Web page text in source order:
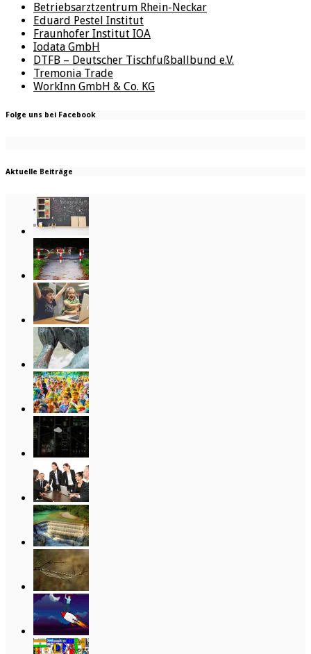
Betriebsarztzentrum Rhein-Neckar
Eduard Pestel Institut
Fraunhofer Institut IOA
Iodata GmbH
DTFB – Deutscher Tischfußballbund e.V.
Tremonia Trade
WorkInn GmbH & Co. KG
Folge uns bei Facebook
Aktuelle Beiträge